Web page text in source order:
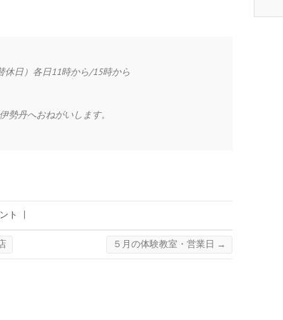
日）各日11時から/15時から
丹へおねがいします。
ト |
５月の体験教室・営業日 →